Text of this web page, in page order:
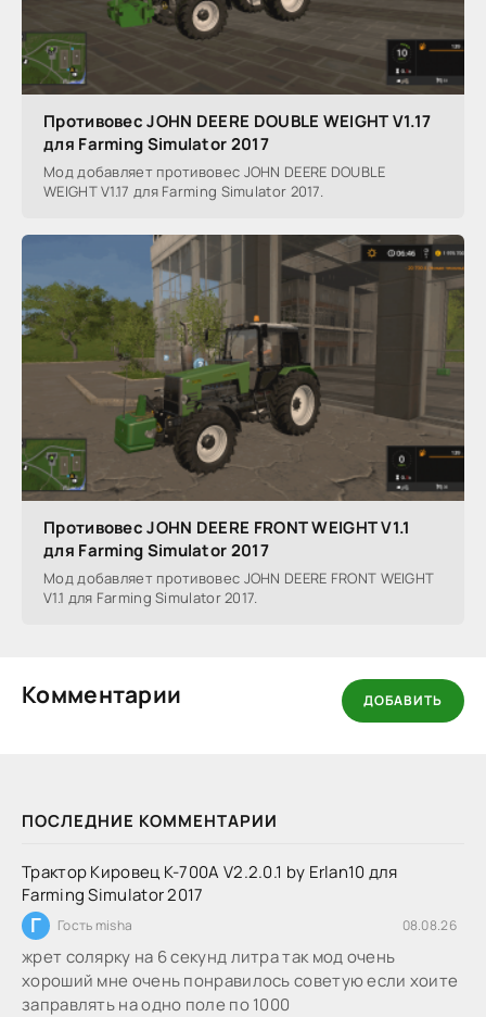
ПОСЛЕДНИЕ КОММЕНТАРИИ
Трактор Кировец К-700А V2.2.0.1 by Erlan10 для
Farming Simulator 2017
Г Гость misha 08.08.26
жрет солярку на 6 секунд литра так мод очень
хороший мне очень понравилось советую если хоите
заправлять на одно поле по 1000
Противовес JOHN DEERE DOUBLE WEIGHT V1.17
для Farming Simulator 2017
Мод добавляет противовес JOHN DEERE DOUBLE
WEIGHT V1.17 для Farming Simulator 2017.
Противовес JOHN DEERE FRONT WEIGHT V1.1
для Farming Simulator 2017
Мод добавляет противовес JOHN DEERE FRONT WEIGHT
V1.1 для Farming Simulator 2017.
Комментарии ДОБАВИТЬ